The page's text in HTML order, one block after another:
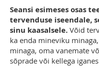
Seansi esimeses osas
tervenduse iseendale,
sinu kaasalsele. Võid
ka enda mineviku
minaga, oma vanemate
sõprade või kellega